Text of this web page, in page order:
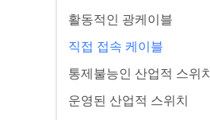
활동적인 광케이블
직접 접속 케이블
통제불능인 산업적 스위치
운영된 산업적 스위치